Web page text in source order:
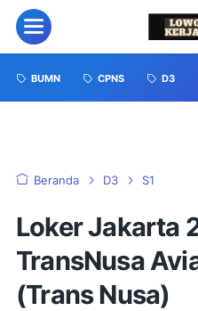
BUMN CPNS D3
Beranda D3 S1
Loker Jakarta
TransNusa
(Trans Nusa)